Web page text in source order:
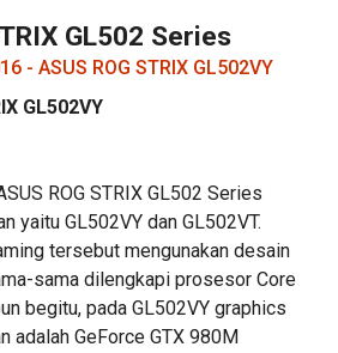
GL502 Series
GL502VY
ROG STRIX GL502 Series
yaitu GL502VY dan GL502VT.
tersebut mengunakan desain
sama dilengkapi prosesor Core
begitu, pada GL502VY graphics
adalah GeForce GTX 980M